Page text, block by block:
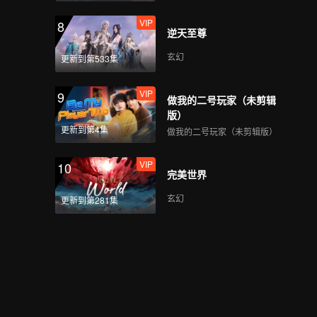
8
更新到第533集
VIP
逆天至尊
玄幻
9
更新到第4集
VIP
做我的二号玩家（未剪辑
版）
做我的二号玩家（未剪辑版）
10
更新到第281集
VIP
完美世界
玄幻